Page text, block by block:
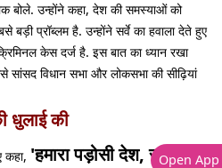
बोले. उन्होंने कहा, देश की समस्याओं को
प्रॉब्लम है. उन्होंने सर्वे का हवाला देते हुए
केस दर्ज है. इस बात का ध्यान रखा
सांसद विधान सभा और लोकसभा की सीढ़ियां
धुलाई की
कहा, 'हमारा पड़ोसी देश, सबकोOpen App